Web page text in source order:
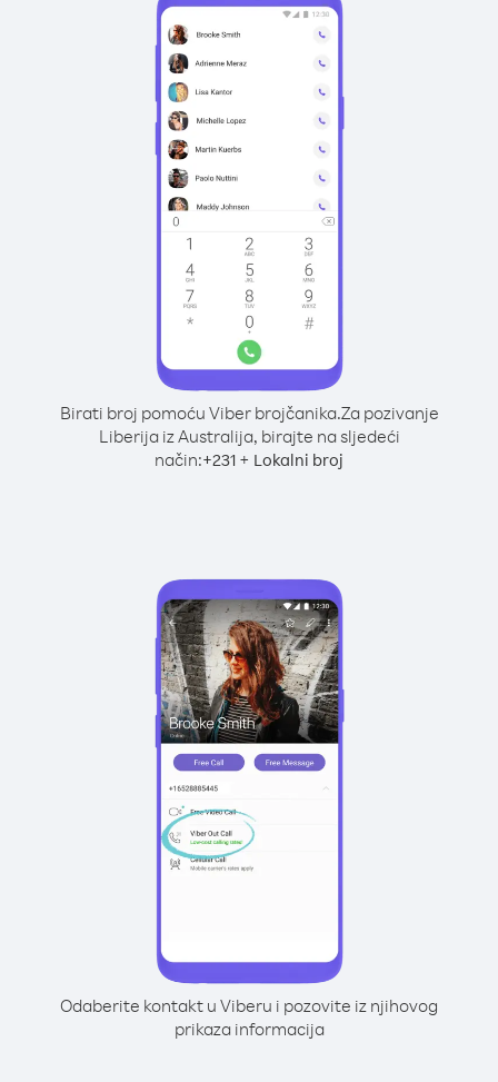
Birati broj pomoću Viber brojčanika.Za pozivanje
Liberija iz Australija, birajte na sljedeći
način:+231 + Lokalni broj
Odaberite kontakt u Viberu i pozovite iz njihovog
prikaza informacija